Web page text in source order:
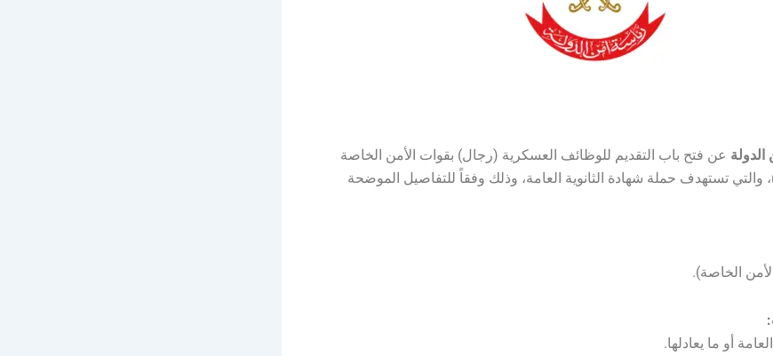
عن فتح باب التقديم للوظائف العسكرية (رجال) بقوات الأمن الخاصة
والتي تستهدف حملة شهادة الثانوية العامة، وذلك وفقاً للتفاصيل الموضحة
الخاصة).
أو ما يعادلها.